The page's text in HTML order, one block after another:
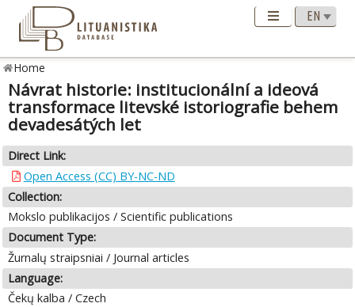
Home
Návrat historie: institucionální a ideová
transformace litevské istoriografie behem
devadesátých let
Direct Link:
Open Access (CC) BY-NC-ND
Collection:
Mokslo publikacijos / Scientific publications
Document Type:
Žurnalų straipsniai / Journal articles
Language:
Čekų kalba / Czech